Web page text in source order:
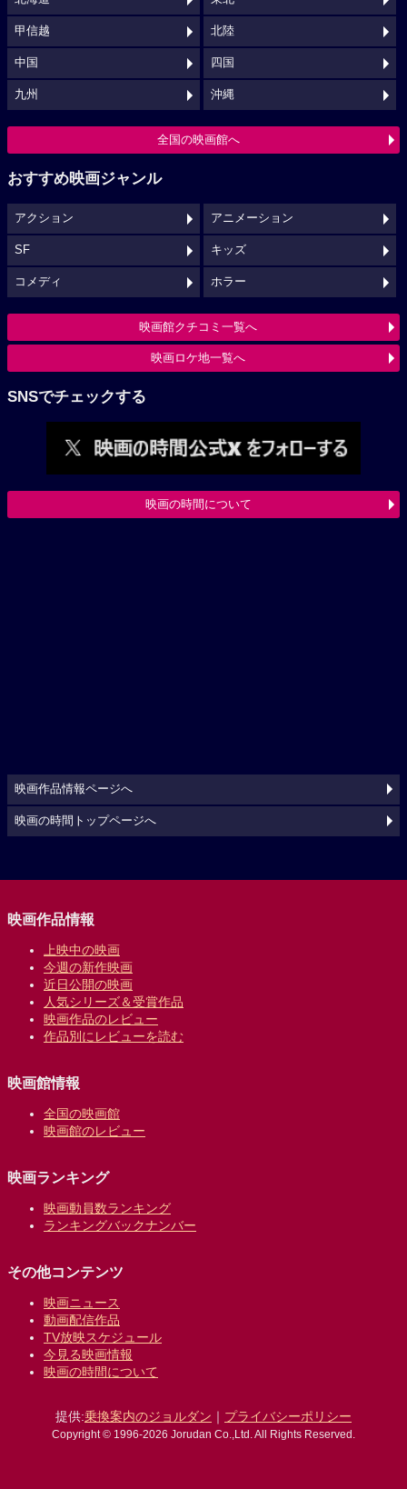
甲信越 北陸
中国 四国
九州 沖縄
全国の映画館へ
おすすめ映画ジャンル
アクション アニメーション
SF キッズ
コメディ ホラー
映画館クチコミ一覧へ
映画ロケ地一覧へ
SNSでチェックする
映画の時間について
映画作品情報ページへ
映画の時間トップページへ
映画作品情報
上映中の映画
今週の新作映画
近日公開の映画
人気シリーズ＆受賞作品
映画作品のレビュー
作品別にレビューを読む
映画館情報
全国の映画館
映画館のレビュー
映画ランキング
映画動員数ランキング
ランキングバックナンバー
その他コンテンツ
映画ニュース
動画配信作品
TV放映スケジュール
今見る映画情報
映画の時間について
提供:乗換案内のジョルダン ｜ プライバシーポリシー
Copyright © 1996-2026 Jorudan Co.,Ltd. All Rights Reserved.